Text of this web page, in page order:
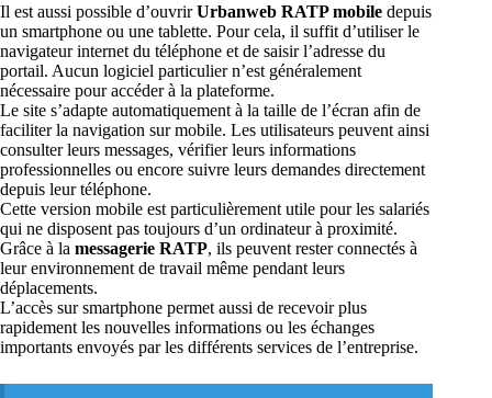
Il est aussi possible d’ouvrirUrbanweb RATP mobile depuis
un smartphone ou une tablette. Pour cela, il suffit d’utiliser le
navigateur internet du téléphone et de saisir l’adresse du
portail. Aucun logiciel particulier n’est généralement
nécessaire pour accéder à la plateforme.
Le site s’adapte automatiquement à la taille de l’écran afin de
faciliter la navigation sur mobile. Les utilisateurs peuvent ainsi
consulter leurs messages, vérifier leurs informations
professionnelles ou encore suivre leurs demandes directement
depuis leur téléphone.
Cette version mobile est particulièrement utile pour les salariés
qui ne disposent pas toujours d’un ordinateur à proximité.
Grâce à la messagerie RATP, ils peuvent rester connectés à
leur environnement de travail même pendant leurs
déplacements.
L’accès sur smartphone permet aussi de recevoir plus
rapidement les nouvelles informations ou les échanges
importants envoyés par les différents services de l’entreprise.